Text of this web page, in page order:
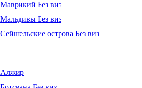
Маврикий Без виз
Мальдивы Без виз
Сейшельские острова Без виз
Алжир